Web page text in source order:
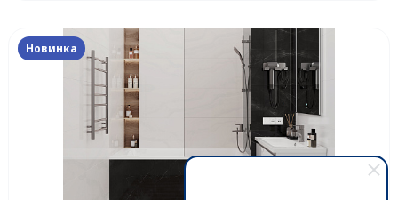
Новинка